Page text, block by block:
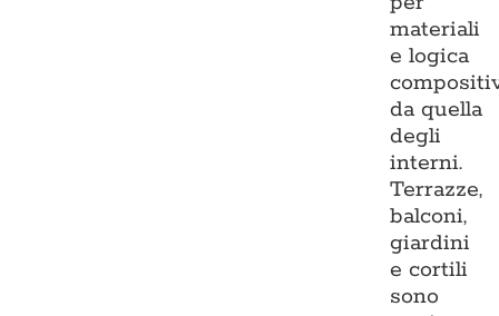
materiali
e logica
da quella
degli
interni.
Terrazze,
balconi,
giardini
e cortili
sono